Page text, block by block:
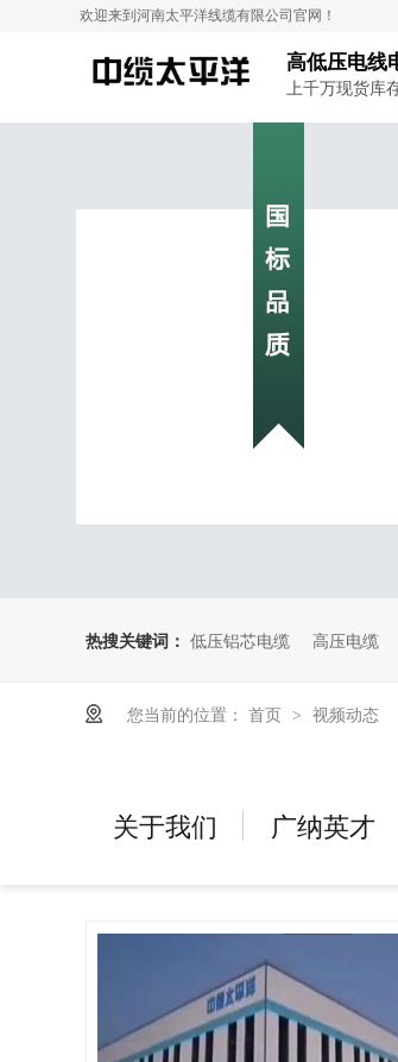
欢迎来到河南太平洋线缆有限公司官网！
高低压电线
上千万现货库
热搜关键词： 低压铝芯电缆 高压电缆
您当前的位置： 首页 > 视频动态
关于我们 广纳英才